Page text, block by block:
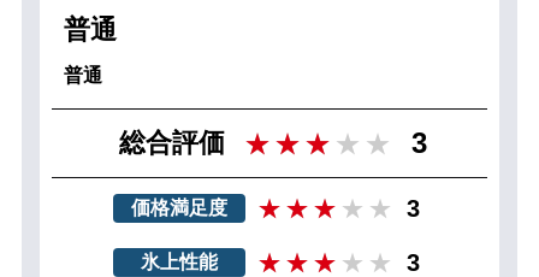
普通
普通
総合評価 3
価格満足度 3
氷上性能 3